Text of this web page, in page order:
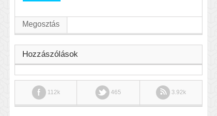
Megosztás
Hozzászólások
112k 465 3.92k